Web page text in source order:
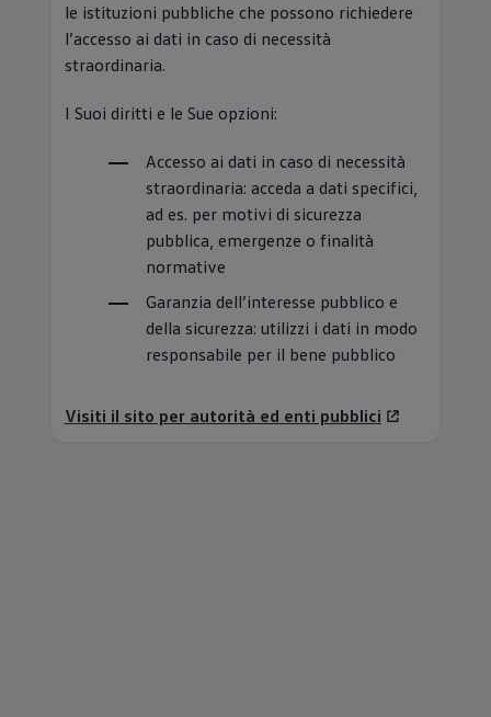
le istituzioni pubbliche che possono richiedere
l’accesso ai dati in caso di necessità
straordinaria.
I Suoi diritti e le Sue opzioni:
Accesso ai dati in caso di necessità
straordinaria: acceda a dati specifici,
ad es. per motivi di sicurezza
pubblica, emergenze o finalità
normative
Garanzia dell’interesse pubblico e
della sicurezza: utilizzi i dati in modo
responsabile per il bene pubblico
Visiti il sito per autorità ed enti pubblici